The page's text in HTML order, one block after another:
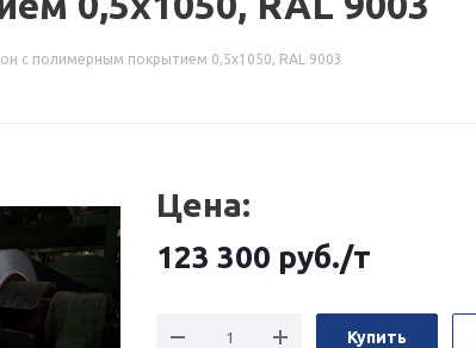
с полимерным покрытием 0,5х1050, RAL 9003
Цена:
123 300 руб./т
Купить